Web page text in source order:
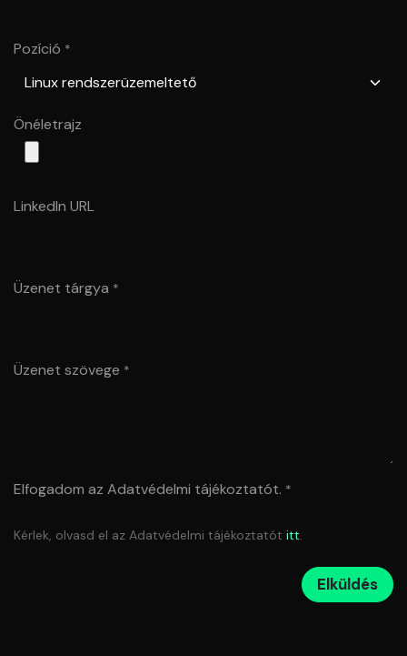
Pozíció *
Önéletrajz
LinkedIn URL
Üzenet tárgya *
Üzenet szövege *
Elfogadom az Adatvédelmi tájékoztatót. *
Kérlek, olvasd el az Adatvédelmi tájékoztatót itt.
Elküldés